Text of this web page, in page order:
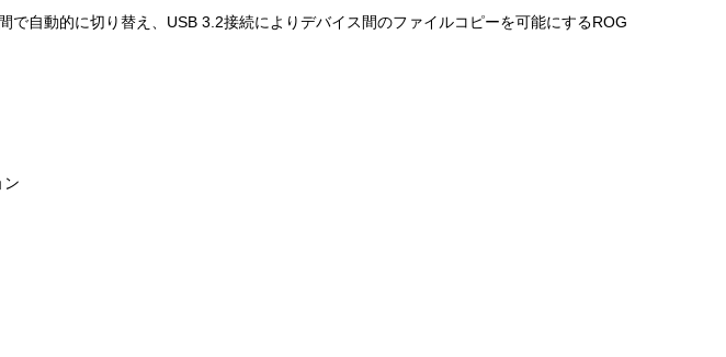
自動的に切り替え、USB 3.2接続によりデバイス間のファイルコピーを可能にするROG
ン